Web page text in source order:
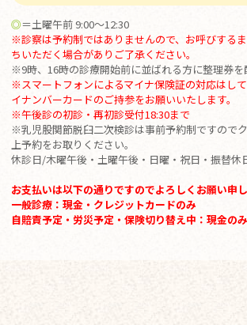
◎＝土曜午前 9:00～12:30
※診察は予約制ではありませんので、お呼びする
ちいただく場合がありご了承ください。
※9時、16時の診療開始前に並ばれる方に整理券を
※スマートフォンによるマイナ保険証の対応はし
イナンバーカードのご持参をお願いいたします。
※午後診の初診・再初診受付18:30まで
※乳児股関節脱臼二次検診は事前予約制ですので
上予約をお取りください。
休診日/木曜午後・土曜午後・日曜・祝日・振替休
お支払いは以下の通りですのでよろしくお願い申し
一般診療：現金・クレジットカードのみ
自賠責予定・労災予定・保険切り替え中：現金のみ